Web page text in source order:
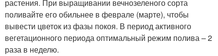
растения. При выращивании вечнозеленого сорта
поливайте его обильнее в феврале (марте), чтобы
вывести цветок из фазы покоя. В период активного
вегетационного периода оптимальный режим полива – 2
раза в неделю.